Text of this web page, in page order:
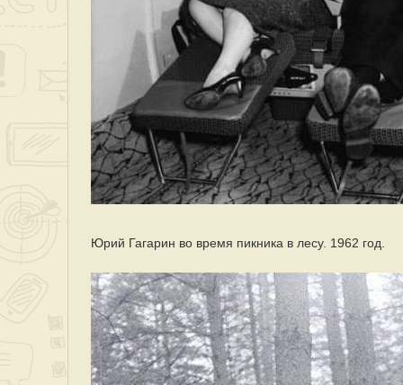
Юрий Гагарин во время пикника в лесу. 1962 год.